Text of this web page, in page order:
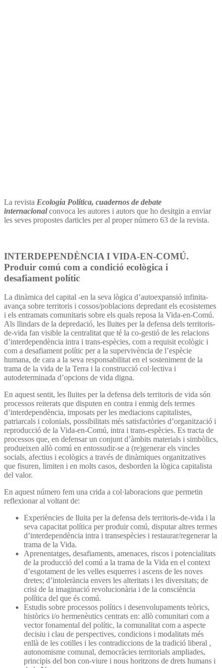
La revista Ecología Política, cuadernos de debate
internacionalconvoca les autores i autors que ho desitgin a enviar
les seves propostes darticles per al proper número 63 de la revista.
INTERDEPENDÈNCIA I VIDA-EN-COMÚ.
Produir comú com a condició ecològica i
desafiament polític
La dinàmica del capital -en la seva lògica d’autoexpansió infinita-
avança sobre territoris i cossos/poblacions depredant els ecosistemes
i els entramats comunitaris sobre els quals reposa la Vida-en-Comú.
Als llindars de la depredació, les lluites per la defensa dels territoris-
de-vida fan visible la centralitat que té la co-gestió de les relacions
d’interdependència intra i trans-espècies, com a requisit ecològic i
com a desafiament polític per a la supervivència de l’espècie
humana, de cara a la seva responsabilitat en el sosteniment de la
trama de la vida de la Terra i la construcció col·lectiva i
autodeterminada d’opcions de vida digna.
En aquest sentit, les lluites per la defensa dels territoris de vida són
processos reiterats que disputen en contra i enmig dels termes
d’interdependència, imposats per les mediacions capitalistes,
patriarcals i colonials, possibilitats més satisfactòries d’organització i
reproducció de la Vida-en-Comú, intra i trans-espècies. Es tracta de
processos que, en defensar un conjunt d’àmbits materials i simbòlics,
produeixen allò comú en entossudir-se a (re)generar els vincles
socials, afectius i ecològics a través de dinàmiques organitzatives
que fisuren, limiten i en molts casos, desborden la lògica capitalista
del valor.
En aquest número fem una crida a col·laboracions que permetin
reflexionar al voltant de:
Experiències de lluita per la defensa dels territoris-de-vida i la
seva capacitat política per produir comú, disputar altres termes
d’interdependència intra i transespècies i restaurar/regenerar la
trama de la Vida.
Aprenentatges, desafiaments, amenaces, riscos i potencialitats
de la producció del comú a la trama de la Vida en el context
d’esgotament de les velles esquerres i ascens de les noves
dretes; d’intolerància envers les alteritats i les diversitats; de
crisi de la imaginació revolucionària i de la consciència
política del que és comú.
Estudis sobre processos polítics i desenvolupaments teòrics,
històrics i/o hermenèutics centrats en: allò comunitari com a
vector fonamental del polític, la comunalitat com a aspecte
decisiu i clau de perspectives, condicions i modalitats més
enllà de les cotilles i les contradiccions de la tradició liberal ,
autonomisme comunal, democràcies territorials ampliades,
principis del bon con-viure i nous horitzons de drets humans i